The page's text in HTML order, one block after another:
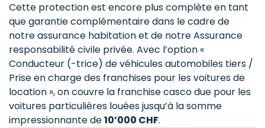
Cette protection est encore plus complète en tant
que garantie complémentaire dans le cadre de
notre assurance habitation et de notre Assurance
responsabilité civile privée. Avec l’option «
Conducteur (-trice) de véhicules automobiles tiers /
Prise en charge des franchises pour les voitures de
location », on couvre la franchise casco due pour les
voitures particulières louées jusqu’à la somme
impressionnante de10’000 CHF.